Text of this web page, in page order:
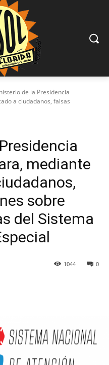
de la Presidencia
a ciudadanos, falsas
mediante
sobre
del Sistema
0
1044